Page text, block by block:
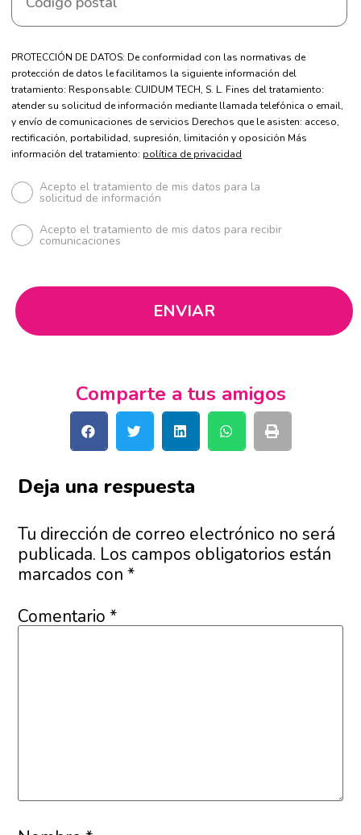
PROTECCIÓN DE DATOS: De conformidad con las normativas de
protección de datos le facilitamos la siguiente información del
tratamiento: Responsable: CUIDUM TECH, S. L. Fines del tratamiento:
atender su solicitud de información mediante llamada telefónica o email,
y envío de comunicaciones de servicios Derechos que le asisten: acceso,
rectificación, portabilidad, supresión, limitación y oposición Más
información del tratamiento: política de privacidad
Acepto el tratamiento de mis datos para la
solicitud de información
Acepto el tratamiento de mis datos para recibir
comunicaciones
Comparte a tus amigos
Deja una respuesta
Tu dirección de correo electrónico no será
publicada. Los campos obligatorios están
marcados con*
Comentario*